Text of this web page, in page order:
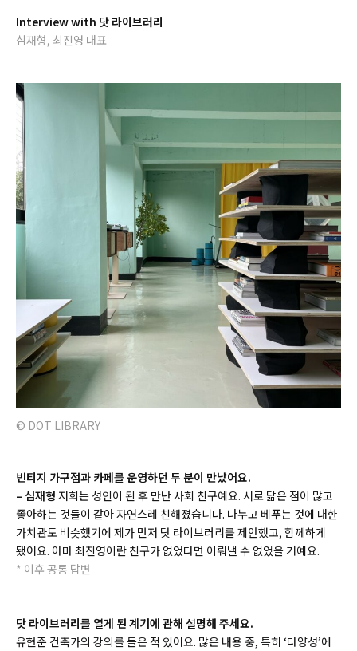
Interview with 닷 라이브러리
심재형, 최진영 대표
© DOT LIBRARY
빈티지 가구점과 카페를 운영하던 두 분이 만났어요.
– 심재형 저희는 성인이 된 후 만난 사회 친구예요. 서로 닮은 점이 많고
좋아하는 것들이 같아 자연스레 친해졌습니다. 나누고 베푸는 것에 대한
가치관도 비슷했기에 제가 먼저 닷 라이브러리를 제안했고, 함께하게
됐어요. 아마 최진영이란 친구가 없었다면 이뤄낼 수 없었을 거예요.
* 이후 공통 답변
닷 라이브러리를 열게 된 계기에 관해 설명해 주세요.
유현준 건축가의 강의를 들은 적 있어요. 많은 내용 중, 특히 ‘다양성’에